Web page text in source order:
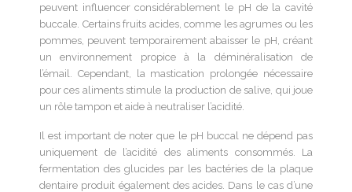
peuvent influencer considérablement le pH de la cavité
buccale. Certains fruits acides, comme les agrumes ou les
pommes, peuvent temporairement abaisser le pH, créant
un environnement propice à la déminéralisation de
l’émail. Cependant, la mastication prolongée nécessaire
pour ces aliments stimule la production de salive, qui joue
un rôle tampon et aide à neutraliser l’acidité.
Il est important de noter que le pH buccal ne dépend pas
uniquement de l’acidité des aliments consommés. La
fermentation des glucides par les bactéries de la plaque
dentaire produit également des acides. Dans le cas d’une